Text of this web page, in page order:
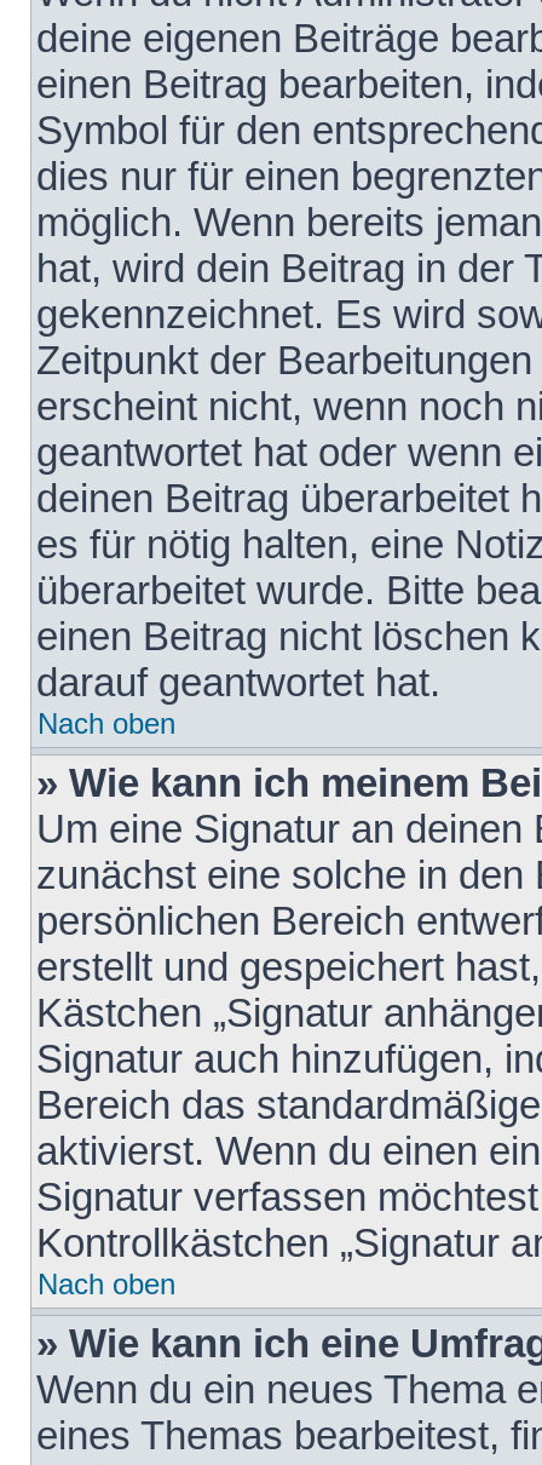
deine eigenen Beiträge
einen Beitrag bearbeiten,
Symbol für den
dies nur für einen
möglich. Wenn bereits
hat, wird dein Beitrag in der
gekennzeichnet. Es wird
Zeitpunkt der
erscheint nicht, wenn noch
geantwortet hat oder wenn
deinen Beitrag überarbeitet
es für nötig halten, eine
überarbeitet wurde. Bitte
einen Beitrag nicht löschen
darauf geantwortet hat.
Nach oben
» Wie kann ich meinem
Um eine Signatur an
zunächst eine solche in den
persönlichen Bereich
erstellt und gespeichert
Kästchen „Signatur
Signatur auch hinzufügen,
Bereich das
aktivierst. Wenn du einen
Signatur verfassen
Kontrollkästchen „Signatur
Nach oben
» Wie kann ich eine
Wenn du ein neues Thema
eines Themas bearbeitest,